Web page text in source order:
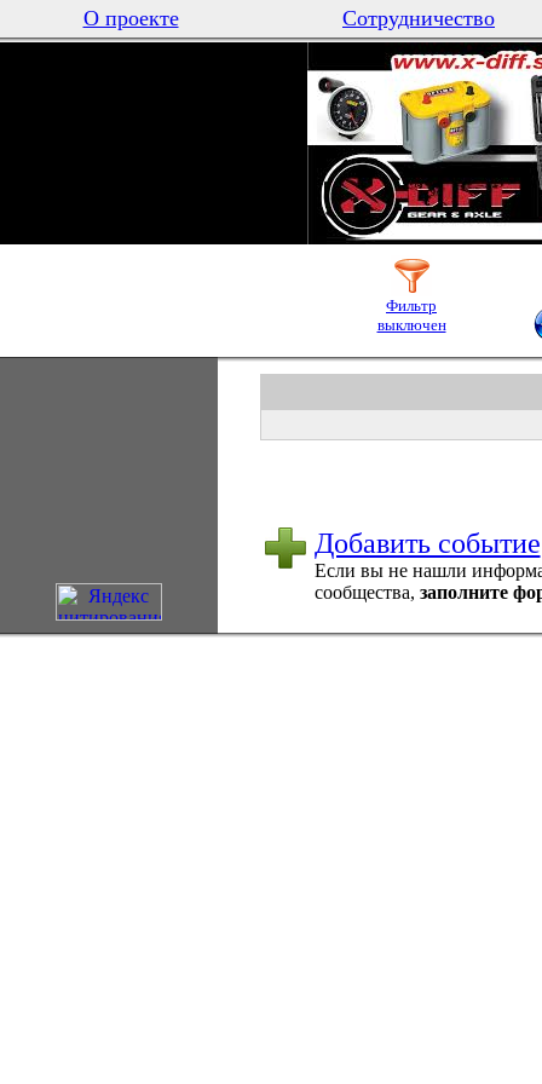
О проекте Сотрудничество
Фильтр
выключен
Добавить событие
Если вы не нашли
сообщества, заполните